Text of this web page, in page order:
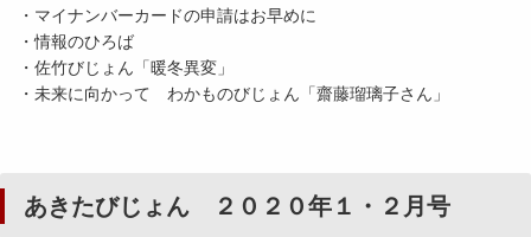
・マイナンバーカードの申請はお早めに
・情報のひろば
・佐竹びじょん「暖冬異変」
・未来に向かって わかものびじょん「齋藤瑠璃子さん」
あきたびじょん ２０２０年１・２月号